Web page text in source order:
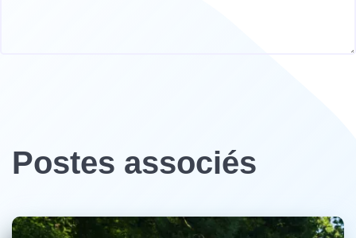
Postes associés